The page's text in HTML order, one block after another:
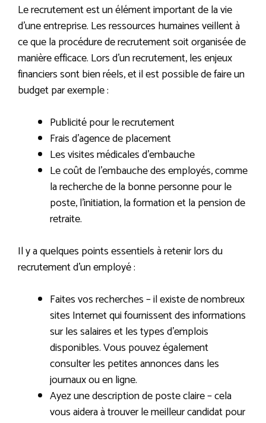
Le recrutement est un élément important de la vie
d’une entreprise. Les ressources humaines veillent à
ce que la procédure de recrutement soit organisée de
manière efficace. Lors d’un recrutement, les enjeux
financiers sont bien réels, et il est possible de faire un
budget par exemple :
Publicité pour le recrutement
Frais d’agence de placement
Les visites médicales d’embauche
Le coût de l’embauche des employés, comme
la recherche de la bonne personne pour le
poste, l’initiation, la formation et la pension de
retraite.
Il y a quelques points essentiels à retenir lors du
recrutement d’un employé :
Faites vos recherches – il existe de nombreux
sites Internet qui fournissent des informations
sur les salaires et les types d’emplois
disponibles. Vous pouvez également
consulter les petites annonces dans les
journaux ou en ligne.
Ayez une description de poste claire – cela
vous aidera à trouver le meilleur candidat pour